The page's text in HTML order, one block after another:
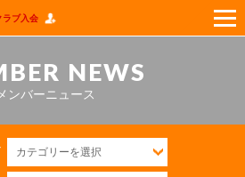
ラブ入会
NEWS
メンバーニュース
カテゴリーを選択